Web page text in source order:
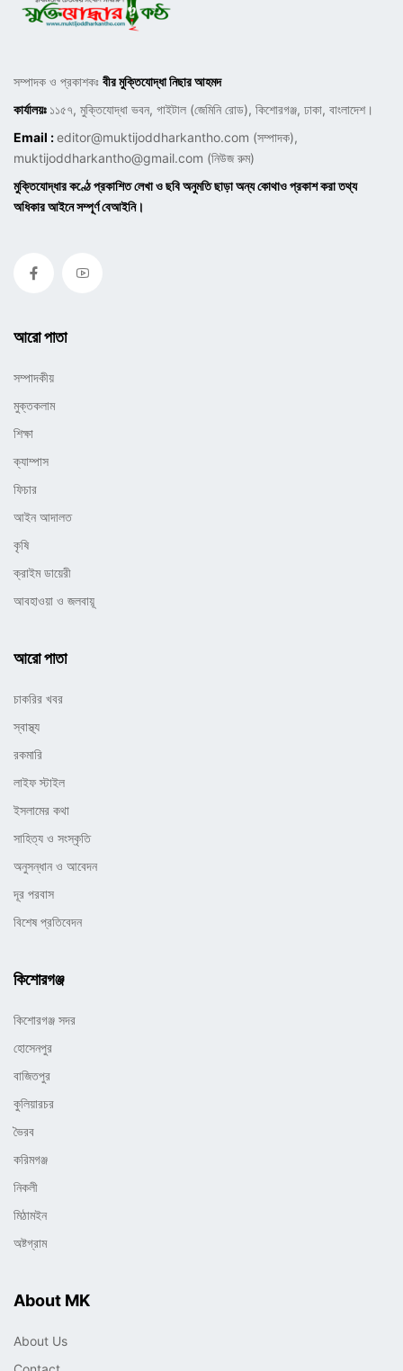
সম্পাদক ও প্রকাশকঃ বীর মুক্তিযোদ্ধা নিছার আহমদ
কার্যালয়ঃ ১১৫৭, মুক্তিযোদ্ধা ভবন, গাইটাল (জেমিনি রোড), কিশোরগঞ্জ, ঢাকা, বাংলাদেশ।
Email :editor@muktijoddharkantho.com (সম্পাদক),
muktijoddharkantho@gmail.com (নিউজ রুম)
মুক্তিযোদ্ধার কণ্ঠে প্রকাশিত লেখা ও ছবি অনুমতি ছাড়া অন্য কোথাও প্রকাশ করা তথ্য
অধিকার আইনে সম্পূর্ণ বেআইনি।
আরো পাতা
সম্পাদকীয়
মুক্তকলাম
শিক্ষা
ক্যাম্পাস
ফিচার
আইন আদালত
কৃষি
ক্রাইম ডায়েরী
আবহাওয়া ও জলবায়ূ
আরো পাতা
চাকরির খবর
স্বাস্থ্য
রকমারি
লাইফ স্টাইল
ইসলামের কথা
সাহিত্য ও সংস্কৃতি
অনুসন্ধান ও আবেদন
দূর পরবাস
বিশেষ প্রতিবেদন
কিশোরগঞ্জ
কিশোরগঞ্জ সদর
হোসেনপুর
বাজিতপুর
কুলিয়ারচর
ভৈরব
করিমগঞ্জ
নিকলী
মিঠামইন
অষ্টগ্রাম
About MK
About Us